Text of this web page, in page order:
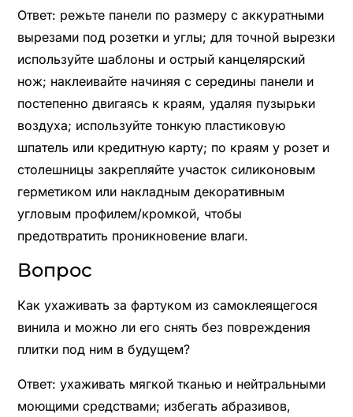
Ответ: режьте панели по размеру с аккуратными
вырезами под розетки и углы; для точной вырезки
используйте шаблоны и острый канцелярский
нож; наклеивайте начиняя с середины панели и
постепенно двигаясь к краям, удаляя пузырьки
воздуха; используйте тонкую пластиковую
шпатель или кредитную карту; по краям у розет и
столешницы закрепляйте участок силиконовым
герметиком или накладным декоративным
угловым профилем/кромкой, чтобы
предотвратить проникновение влаги.
Вопрос
Как ухаживать за фартуком из самоклеящегося
винила и можно ли его снять без повреждения
плитки под ним в будущем?
Ответ: ухаживать мягкой тканью и нейтральными
моющими средствами; избегать абразивов,